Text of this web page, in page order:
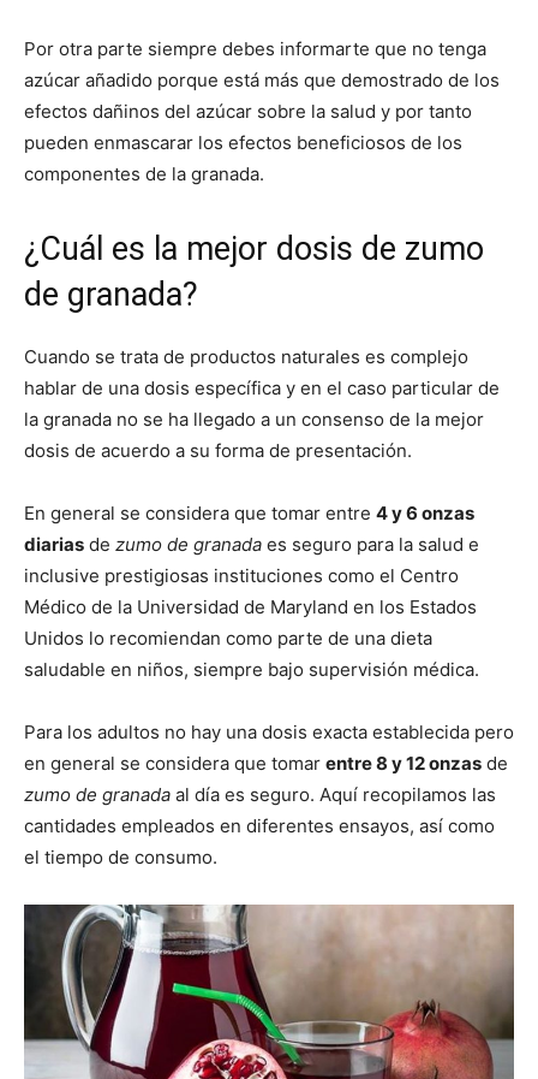
Por otra parte siempre debes informarte que no tenga
azúcar añadido porque está más que demostrado de los
efectos dañinos del azúcar sobre la salud y por tanto
pueden enmascarar los efectos beneficiosos de los
componentes de la granada.
¿Cuál es la mejor dosis de zumo
de granada?
Cuando se trata de productos naturales es complejo
hablar de una dosis específica y en el caso particular de
la granada no se ha llegado a un consenso de la mejor
dosis de acuerdo a su forma de presentación.
En general se considera que tomar entre 4 y 6 onzas
diarias de zumo de granada es seguro para la salud e
inclusive prestigiosas instituciones como el Centro
Médico de la Universidad de Maryland en los Estados
Unidos lo recomiendan como parte de una dieta
saludable en niños, siempre bajo supervisión médica.
Para los adultos no hay una dosis exacta establecida pero
en general se considera que tomar entre 8 y 12 onzas de
zumo de granada al día es seguro. Aquí recopilamos las
cantidades empleados en diferentes ensayos, así como
el tiempo de consumo.